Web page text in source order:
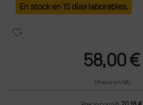
En stock en 15 días laborables.
heart_plus
58,00 €
(Precio sin IVA)